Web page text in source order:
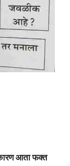
आता फक्त